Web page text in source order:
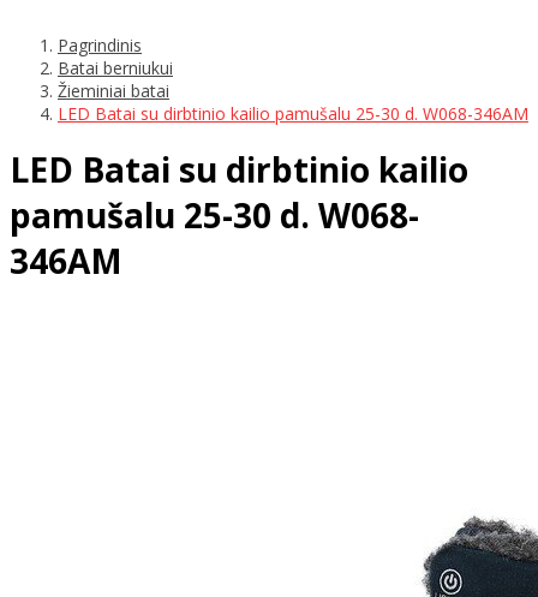
Pagrindinis
Batai berniukui
Žieminiai batai
LED Batai su dirbtinio kailio pamušalu 25-30 d. W068-346AM
LED Batai su dirbtinio kailio
pamušalu 25-30 d. W068-
346AM